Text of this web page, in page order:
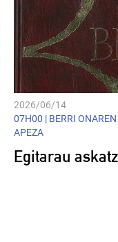
2026/06/14
07H00 | BERRI
APEZA
Egitarau